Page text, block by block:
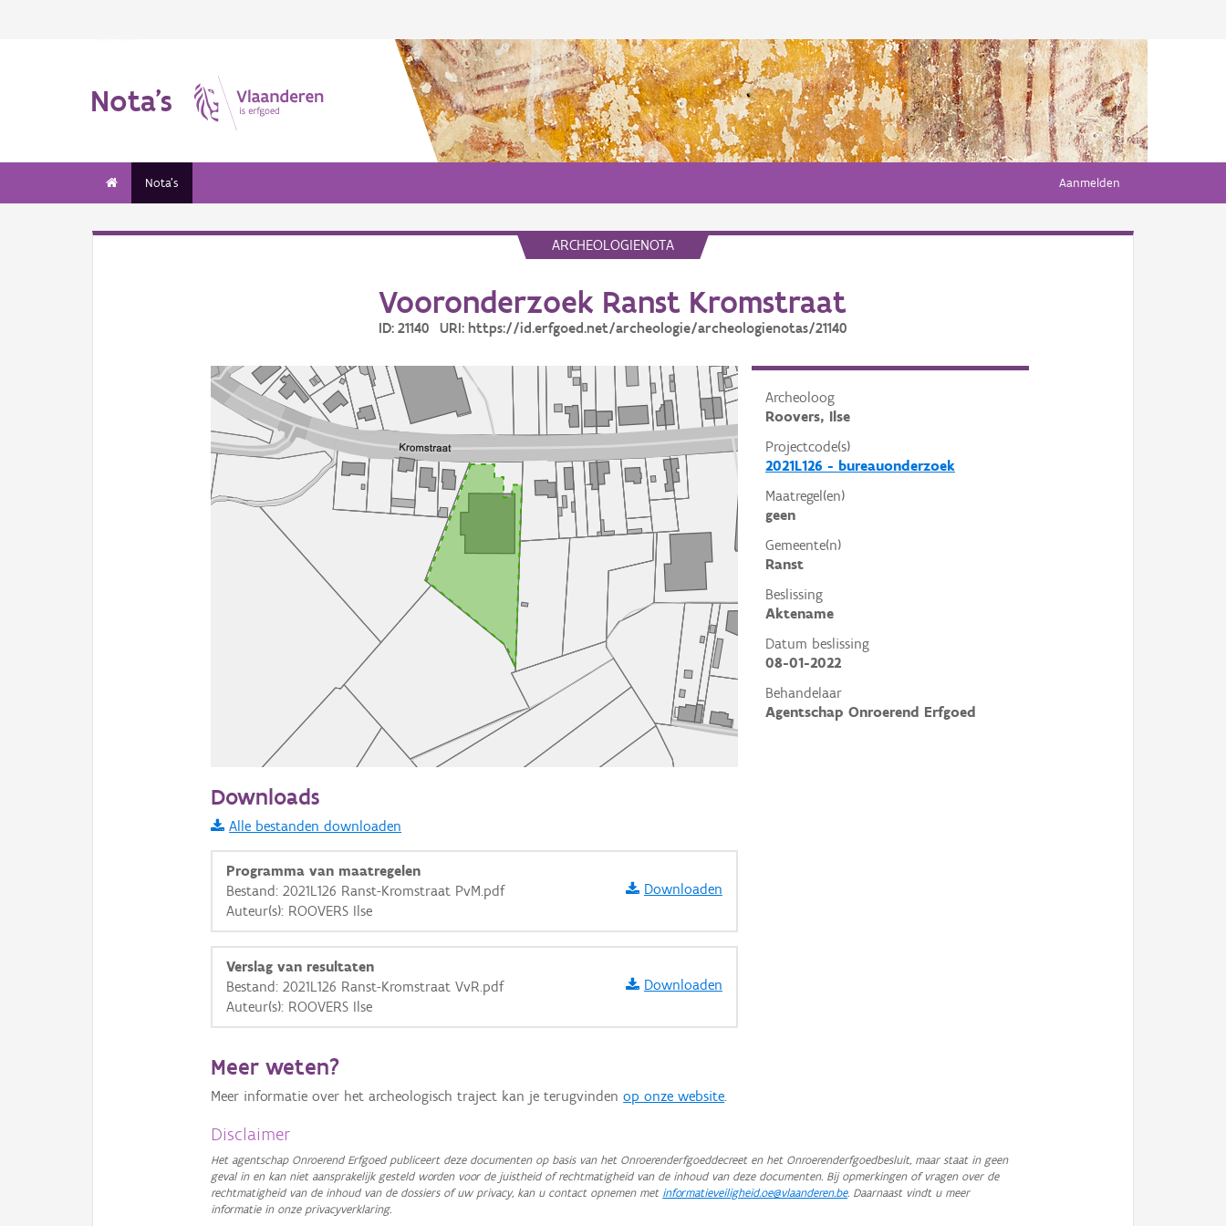
Nota's
Nota's Aanmelden
ARCHEOLOGIENOTA
Vooronderzoek Ranst Kromstraat
ID: 21140 URI: https://id.erfgoed.net/archeologie/archeologienotas/21140
Archeoloog
Roovers, Ilse
Projectcode(s)
2021L126 - bureauonderzoek
Maatregel(en)
geen
Gemeente(n)
Ranst
Beslissing
Aktename
Datum beslissing
08-01-2022
Behandelaar
Agentschap Onroerend Erfgoed
Informatie Vlaanderen
i
+ −
OSM-Basiskaart
GRB-Basiskaart in grijswaarden
Downloads
Alle bestanden downloaden
Programma van maatregelen
Bestand: 2021L126 Ranst-Kromstraat PvM.pdf
Auteur(s): ROOVERS Ilse
Downloaden
Verslag van resultaten
Bestand: 2021L126 Ranst-Kromstraat VvR.pdf
Auteur(s): ROOVERS Ilse
Downloaden
Meer weten?
Meer informatie over het archeologisch traject kan je terugvindenop onze website.
Disclaimer
Het agentschap Onroerend Erfgoed publiceert deze documenten op basis van het Onroerenderfgoeddecreet en het Onroerenderfgoedbesluit, maar staat in geen
geval in en kan niet aansprakelijk gesteld worden voor de juistheid of rechtmatigheid van de inhoud van deze documenten. Bij opmerkingen of vragen over de
rechtmatigheid van de inhoud van de dossiers of uw privacy, kan u contact opnemen met informatieveiligheid.oe@vlaanderen.be. Daarnaast vindt u meer
informatie in onze privacyverklaring.